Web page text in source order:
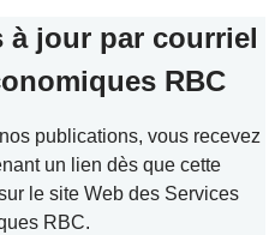
à jour par courriel
RBC
publications, vous recevez
un lien dès que cette
le site Web des Services
RBC.